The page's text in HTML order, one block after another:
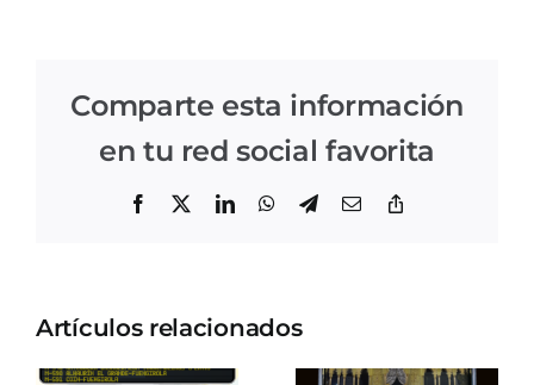
Comparte esta información
en tu red social favorita
Facebook LinkedInWhatsApp
Telegram
Correo
Artículos relacionados